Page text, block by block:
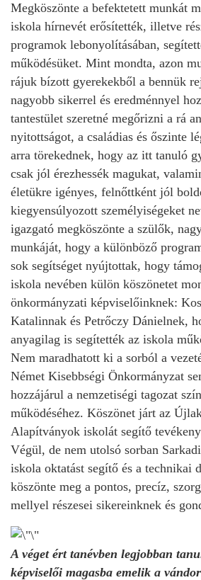
Megköszönte a befektetett munkát
iskola hírnevét erősítették, illetve
programok lebonyolításában,
működésüket. Mint mondta, azon
rájuk bízott gyerekekből a bennük
nagyobb sikerrel és eredménnyel
tantestület szeretné megőrizni a rá
nyitottságot, a családias és őszinte
arra törekednek, hogy az itt tanuló
csak jól érezhessék magukat,
életükre igényes, felnőttként jól
kiegyensúlyozott személyiségeket
igazgató megköszönte a szülők,
munkáját, hogy a különböző
sok segítséget nyújtottak, hogy
iskola nevében külön köszönetet
önkormányzati képviselőinknek:
Katalinnak és Petrőczy Dánielnek,
anyagilag is segítették az iskola
Nem maradhatott ki a sorból a
Német Kisebbségi Önkormányzat
hozzájárul a nemzetiségi tagozat
működéséhez. Köszönet járt az
Alapítványok iskolát segítő
Végül, de nem utolsó sorban
iskola oktatást segítő és a technikai
köszönte meg a pontos, precíz,
mellyel részesei sikereinknek és
A véget ért tanévben legjobban
képviselői magasba emelik a